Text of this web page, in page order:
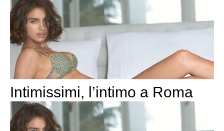
Intimissimi, l’intimo a Roma